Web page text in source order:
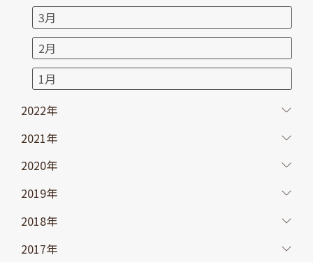
3月
2月
1月
2022年
2021年
2020年
2019年
2018年
2017年